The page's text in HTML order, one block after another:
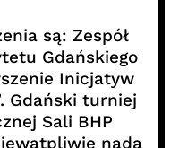
są: Zespół
Gdańskiego
Inicjatyw
Gdański turniej
Sali BHP
nada